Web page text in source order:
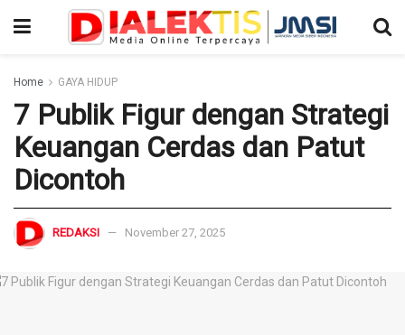
Home GAYA HIDUP
7 Publik Figur dengan Strategi
Keuangan Cerdas dan Patut
Dicontoh
REDAKSI November 27, 2025